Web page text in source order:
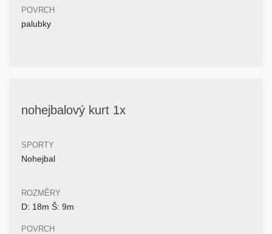
POVRCH
palubky
nohejbalový kurt 1x
SPORTY
Nohejbal
ROZMĚRY
D: 18m Š: 9m
POVRCH